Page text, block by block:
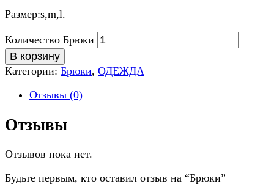
Размер:s,m,l.
Количество Брюки
В корзину
Категории: Брюки, ОДЕЖДА
Отзывы (0)
Отзывы
Отзывов пока нет.
Будьте первым, кто оставил отзыв на “Брюки”